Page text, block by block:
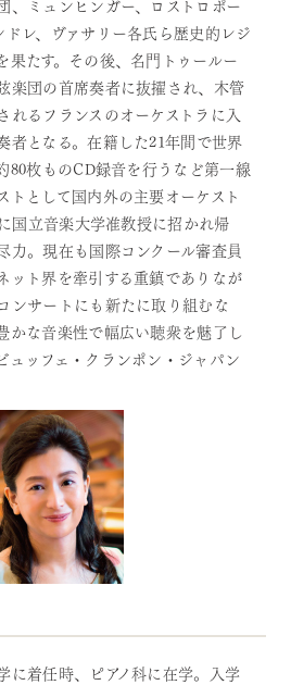
ドレ、ヴァサリー各氏ら歴史的レジ
果たす。その後、名門トゥールー
楽団の首席奏者に抜擢され、木管
れるフランスのオーケストラに入
者となる。在籍した21年間で世界
80枚ものCD録音を行うなど第一線
トとして国内外の主要オーケスト
国立音楽大学准教授に招かれ帰
力。現在も国際コンクール審査員
ット界を牽引する重鎮でありなが
ンサートにも新たに取り組むな
かな音楽性で幅広い聴衆を魅了し
ュッフェ・クランポン・ジャパン
に着任時、ピアノ科に在学。入学